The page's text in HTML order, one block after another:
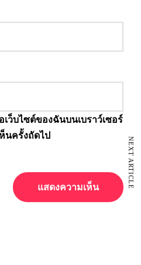
ว็บไซต์ของฉันบนเบราว์เซอร์
นครั้งถัดไป
NEXT ARTICLE